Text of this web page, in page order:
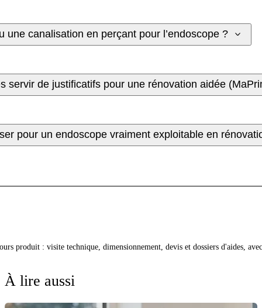
canalisation en perçant pour l’endoscope ?
servir de justificatifs pour une rénovation aidée
pour un endoscope vraiment exploitable en
produit : visite technique, dimensionnement, devis et dossiers d'aides,
À lire aussi